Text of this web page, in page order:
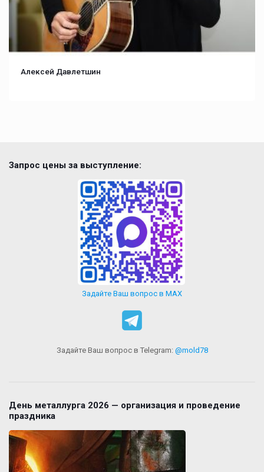
Алексей Давлетшин
Запрос цены за выступление:
Задайте Ваш вопрос в MAX
Задайте Ваш вопрос в Telegram: @mold78
День металлурга 2026 — организация и проведение
праздника